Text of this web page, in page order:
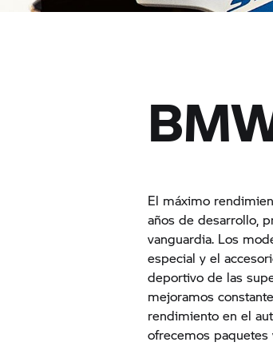
El máximo
años de desarrollo,
vanguardia. Los
especial y el
deportivo de las
mejoramos
rendimiento en el
ofrecemos paquetes